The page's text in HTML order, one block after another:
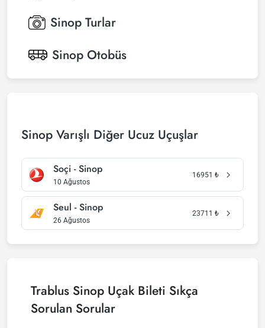
Sinop Turlar
Sinop Otobüs
Sinop Varışlı Diğer Ucuz Uçuşlar
Soçi - Sinop
10 Ağustos
16951 ₺
Seul - Sinop
26 Ağustos
23711 ₺
Trablus Sinop Uçak Bileti Sıkça
Sorulan Sorular